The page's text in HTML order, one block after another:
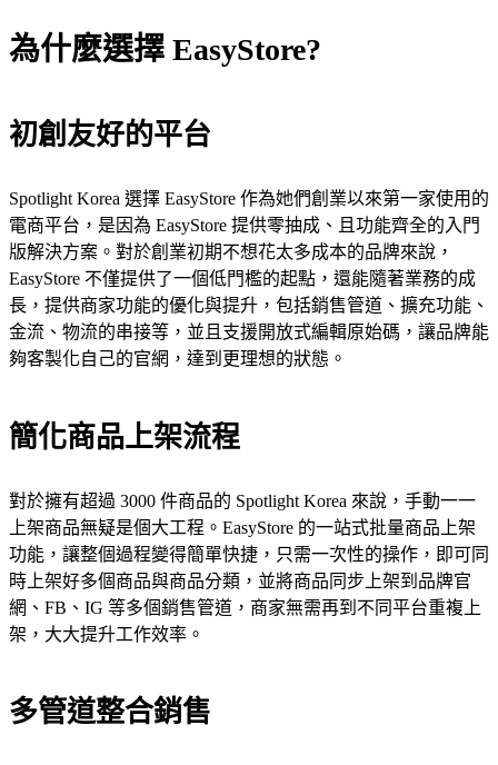
為什麼選擇 EasyStore?
初創友好的平台
Spotlight Korea 選擇 EasyStore 作為她們創業以來第一家使用的
電商平台，是因為 EasyStore 提供零抽成、且功能齊全的入門
版解決方案。對於創業初期不想花太多成本的品牌來說，
EasyStore 不僅提供了一個低門檻的起點，還能隨著業務的成
長，提供商家功能的優化與提升，包括銷售管道、擴充功能、
金流、物流的串接等，並且支援開放式編輯原始碼，讓品牌能
夠客製化自己的官網，達到更理想的狀態。
簡化商品上架流程
對於擁有超過 3000 件商品的 Spotlight Korea 來說，手動一一
上架商品無疑是個大工程。EasyStore 的一站式批量商品上架
功能，讓整個過程變得簡單快捷，只需一次性的操作，即可同
時上架好多個商品與商品分類，並將商品同步上架到品牌官
網、FB、IG 等多個銷售管道，商家無需再到不同平台重複上
架，大大提升工作效率。
多管道整合銷售